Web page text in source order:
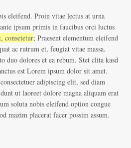
eleifend. Proin vitae lectus at urna
ipsum primis in faucibus orci luctus
consetetur; Praesent elementum eleifend
ac rutrum et, feugiat vitae massa.
duo dolores et ea rebum. Stet clita kasd
est Lorem ipsum dolor sit amet.
adipiscing elit, sed diam
ut laoreet dolore magna aliquam erat
soluta nobis eleifend option congue
mazim placerat facer possim assum.